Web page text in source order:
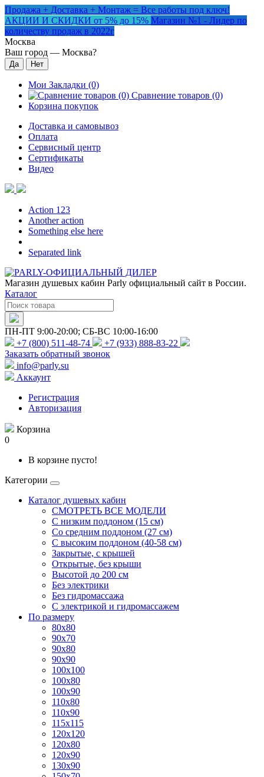
Продажа + Доставка + Монтаж = Все работы под ключ!
АКЦИИ И СКИДКИ от 5% до 15% Магазин №1 - Лидер по
количеству продаж в 2022г
Москва
Ваш город — Москва?
Мои Закладки (0)
Сравнение товаров (0)
Корзина покупок
Доставка и самовывоз
Оплата
Сервисный центр
Сертификаты
Видео
Action 123
Another action
Something else here
Separated link
Магазин душевых кабин Parly официальный сайт в России.
Каталог
ПН-ПТ 9:00-20:00; СБ-ВС 10:00-16:00
+7 (800) 511-48-74
+7 (933) 888-83-22
Заказать обратный звонок
info@parly.su
Аккаунт
Регистрация
Авторизация
Корзина
0
В корзине пусто!
Категории
Каталог душевых кабин
СМОТРЕТЬ ВСЕ МОДЕЛИ
С низким поддоном (15 см)
Со средним поддоном (27 см)
С высоким поддоном (40-58 см)
Закрытые, с крышей
Открытые, без крыши
Высотой до 200 см
Без электрики
Без гидромассажа
С электрикой и гидромассажем
По размеру
80x80
90x70
90x80
90x90
100x100
100x80
100x90
110x80
110x90
115x115
120x120
120x80
120x90
130x90